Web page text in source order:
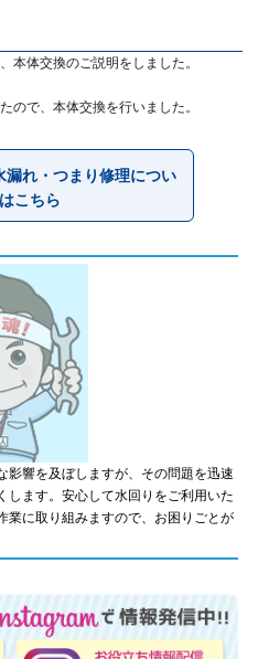
本体交換のご説明をしました。
ので、本体交換を行いました。
漏れ・つまり修理につい
こちら
影響を及ぼしますが、その問題を迅速
します。安心して水回りをご利用いた
業に取り組みますので、お困りごとが